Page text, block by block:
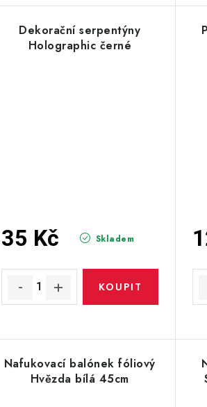
Dekorační serpentýny
Holographic černé
Skladem
35 Kč
Nafukovací balónek fóliový
Hvězda bílá 45cm